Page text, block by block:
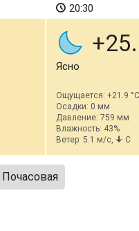
20:30
Ясно
Ощущается: +21.9 °C
Осадки: 0 мм
Давление: 759 мм
Влажность: 43%
Ветер: 5.1 м/с,
С
Почасовая